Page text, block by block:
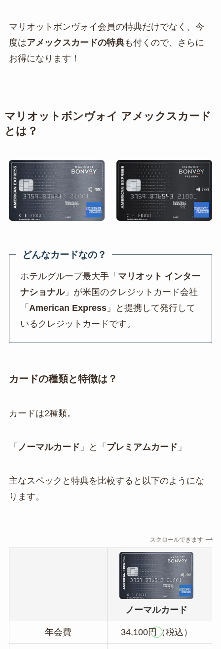
マリオットボンヴォイ会員の特典だけでなく、今
度はアメックスカードの特典も付くので、さらに
お得になります！
マリオットボンヴォイ アメックスカード
とは？
どんなカードなの？
ホテルグループ最大手「 マリオット インター
ナショナル」が米国のクレジットカード会社
「 American Express 」と提携して発行して
いるクレジットカードです。
カードの種類と特徴は？
カードは2種類。
「 ノーマルカード 」と「 プレミアムカード 」
主なスペックと特典を比較すると以下のようにな
ります。
スクロールできます
ノーマルカード
年会費 34,100円（税込）